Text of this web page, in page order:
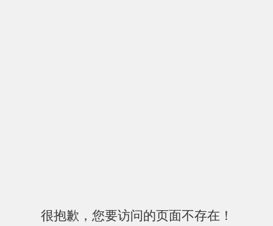
很抱歉，您要访问的页面不存在！